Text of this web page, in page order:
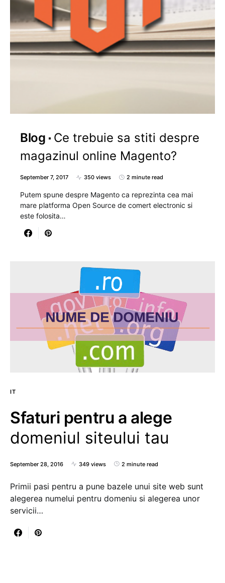
Blog
Ce trebuie sa stiti despre
magazinul online Magento?
September 7, 2017 350 views 2 minute read
Putem spune despre Magento ca reprezinta cea mai
mare platforma Open Source de comert electronic si
este folosita…
IT
Sfaturi pentru a alege
domeniul siteului tau
September 28, 2016 349 views 2 minute read
Primii pasi pentru a pune bazele unui site web sunt
alegerea numelui pentru domeniu si alegerea unor
servicii…